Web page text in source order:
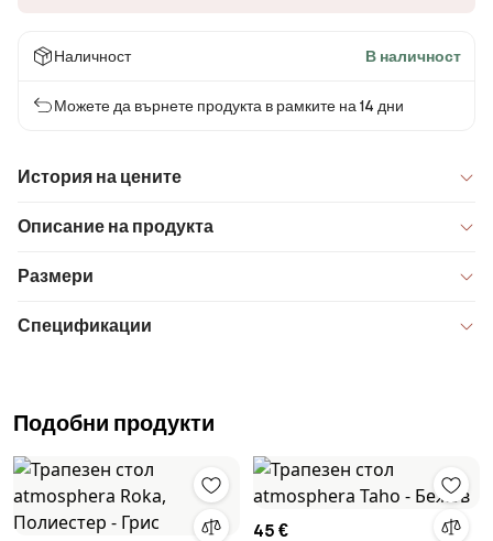
Наличност В наличност
Можете да върнете продукта в рамките на 14 дни
История на цените
Описание на продукта
Размери
Спецификации
Подобни продукти
45 €